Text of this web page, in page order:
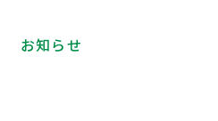
お知らせ